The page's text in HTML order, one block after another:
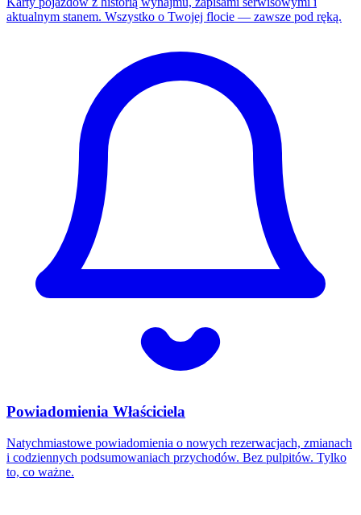
aktualnym stanem. Wszystko o Twojej flocie — zawsze pod ręką.
Powiadomienia Właściciela
Natychmiastowe powiadomienia o nowych rezerwacjach, zmianach
i codziennych podsumowaniach przychodów. Bez pulpitów. Tylko
to, co ważne.